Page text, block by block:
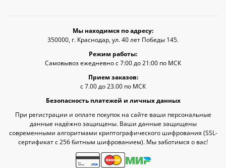
Мы находимся по адресу:
350000, г. Краснодар, ул. 40 лет Победы 145.
Режим работы:
Самовывоз ежедневно с 7:00 до 21:00 по МСК
Прием заказов:
с 7.00 до 23.00 по МСК
Безопасность платежей и личных данных
При регистрации и оплате покупок на сайте ваши персональные
данные надёжно защищены. Ваши данные защищены
современными алгоритмами криптографического шифрования (SSL-
сертификат c 256 битным шифрованием). Мы заботимся о вас!